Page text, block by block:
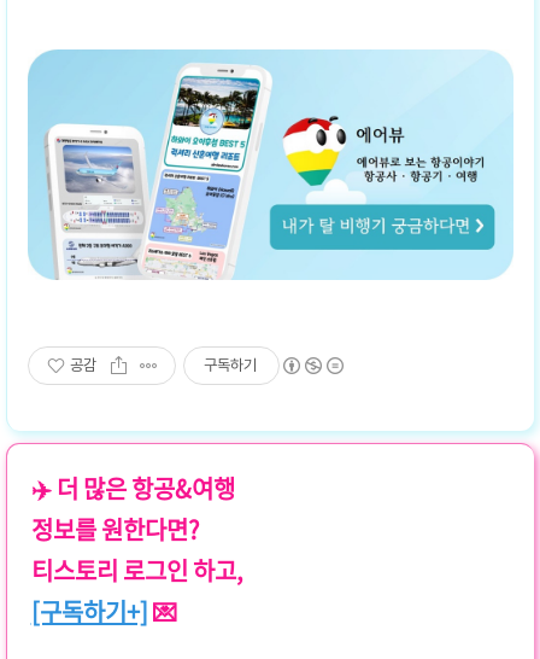
공감 구독하기
✈️ 더 많은 항공&여행
정보를 원한다면?
티스토리 로그인 하고,
[구독하기+]💌